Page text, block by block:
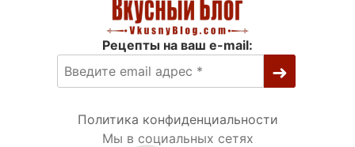
Рецепты на ваш e-mail:
Политика конфиденциальности
Мы в социальных сетях